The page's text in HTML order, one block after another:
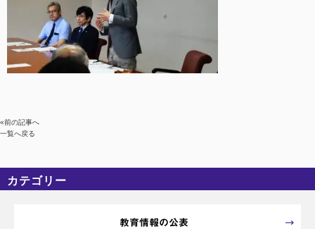
«前の記事へ
一覧へ戻る
カテゴリー
教育情報の公表